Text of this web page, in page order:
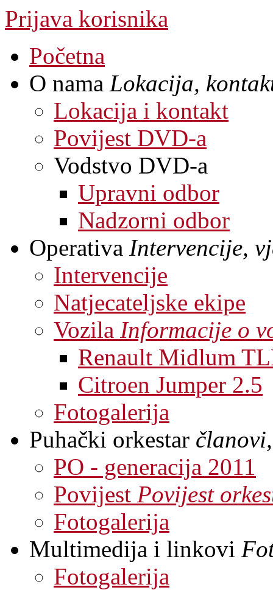
Prijava korisnika
Početna
O nama Lokacija,
Lokacija i kontakt
Povijest DVD-a
Vodstvo DVD-a
Upravni odbor
Nadzorni odbor
Operativa Intervencije,
Intervencije
Natjecateljske ekipe
Vozila Informacije o
Renault Midlum
Citroen Jumper 2.5
Fotogalerija
Puhački orkestar
PO - generacija 2011
Povijest Povijest
Fotogalerija
Multimedija i linkovi
Fotogalerija